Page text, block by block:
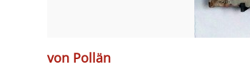
von Pollän